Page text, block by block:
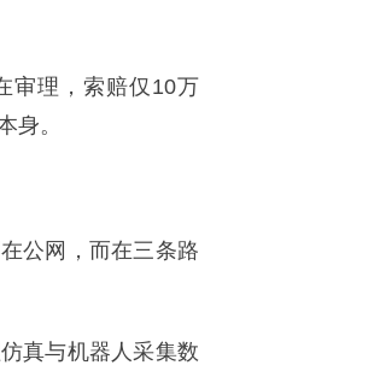
理，索赔仅10万
身。
公网，而在三条路
真与机器人采集数